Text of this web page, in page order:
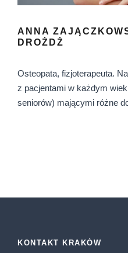
ANNA
DROŻDŻ
Osteopata, fizjoterapeuta.
z pacjentami w każdym
seniorów) mającymi różne
KONTAKT KRAKÓW